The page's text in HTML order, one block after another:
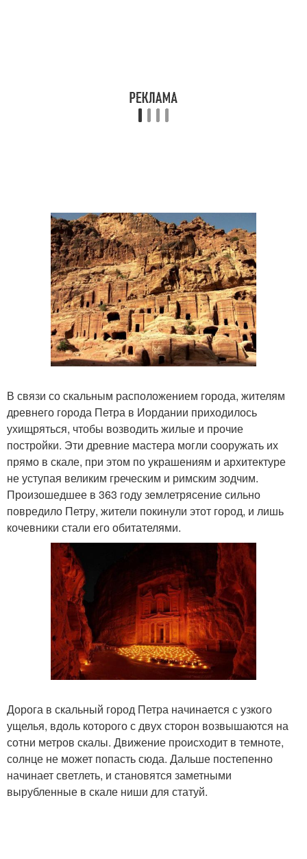
В связи со скальным расположением города, жителям
древнего города Петра в Иордании приходилось
ухищряться, чтобы возводить жилые и прочие
постройки. Эти древние мастера могли сооружать их
прямо в скале, при этом по украшениям и архитектуре
не уступая великим греческим и римским зодчим.
Произошедшее в 363 году землетрясение сильно
повредило Петру, жители покинули этот город, и лишь
кочевники стали его обитателями.
Дорога в скальный город Петра начинается с узкого
ущелья, вдоль которого с двух сторон возвышаются на
сотни метров скалы. Движение происходит в темноте,
солнце не может попасть сюда. Дальше постепенно
начинает светлеть, и становятся заметными
вырубленные в скале ниши для статуй.